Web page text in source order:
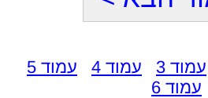
עמוד 3 עמוד 4
עמוד 5
עמוד 6